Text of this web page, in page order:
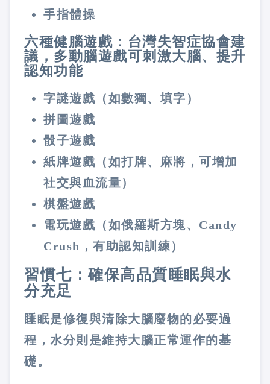
手指體操
六種健腦遊戲：台灣失智症協會建
議，多動腦遊戲可刺激大腦、提升
認知功能
字謎遊戲（如數獨、填字）
拼圖遊戲
骰子遊戲
紙牌遊戲（如打牌、麻將，可增加
社交與血流量）
棋盤遊戲
電玩遊戲（如俄羅斯方塊、Candy
Crush，有助認知訓練）
習慣七：確保高品質睡眠與水
分充足
睡眠是修復與清除大腦廢物的必要過
程，水分則是維持大腦正常運作的基
礎。